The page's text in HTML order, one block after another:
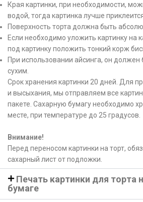
Края картинки, при необходимости,
водой, тогда картинка лучше
Поверхность торта должна быть
Если необходимо уложить картинку на
под картинку положить тонкий корж
При использовании айсинга, он
сухим.
Срок хранения картинки 20 дней. Для
и высыхания, мы отправляем все
пакете. Сахарную бумагу необходимо
месте, при температуре до 25 градусов.
Внимание!
Перед переносом картинки на торт,
сахарный лист от подложки.
Печать картинки для торта
бумаге